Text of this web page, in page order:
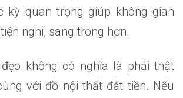
kỳ quan trọng giúp không gian
nghi, sang trọng hơn.
không có nghĩa là phải thật
với đồ nội thất đắt tiền. Nếu